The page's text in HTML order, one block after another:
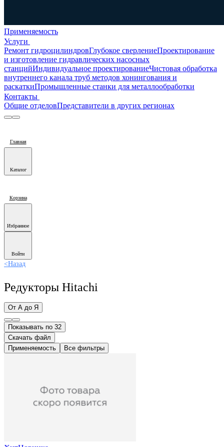
Применяемость
Услуги
Ремонт гидроцилиндровГлубокое сверлениеПроектирование
и изготовление гидравлических насосных
станцийИндивидуальное проектированиеЧистовая обработка
внутреннего канала труб методов хонингования и
раскаткиПромышленные станки для металлообработки
Контакты
Общие отделовПредставители в других регионах
Главная
Каталог
Корзина
Избранное
Войти
<Назад
Редукторы Hitachi
От А до Я
Показывать по 32
Скачать файл
Применяемость
Все фильтры